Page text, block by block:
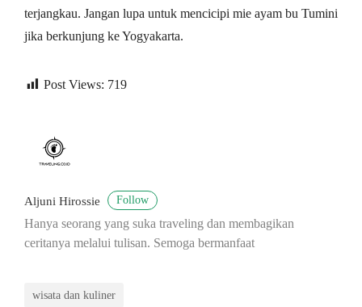
terjangkau. Jangan lupa untuk mencicipi mie ayam bu Tumini
jika berkunjung ke Yogyakarta.
Post Views: 719
Aljuni Hirossie Follow
Hanya seorang yang suka traveling dan membagikan
ceritanya melalui tulisan. Semoga bermanfaat
wisata dan kuliner